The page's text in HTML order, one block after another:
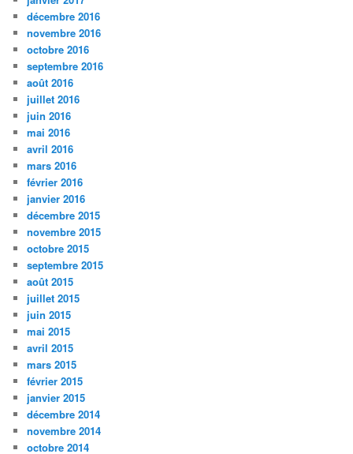
décembre 2016
novembre 2016
octobre 2016
septembre 2016
août 2016
juillet 2016
juin 2016
mai 2016
avril 2016
mars 2016
février 2016
janvier 2016
décembre 2015
novembre 2015
octobre 2015
septembre 2015
août 2015
juillet 2015
juin 2015
mai 2015
avril 2015
mars 2015
février 2015
janvier 2015
décembre 2014
novembre 2014
octobre 2014